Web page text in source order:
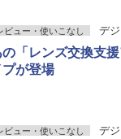
ビュー・使いこなし デ
の「レンズ交換支
プが登場
ビュー・使いこなし デ